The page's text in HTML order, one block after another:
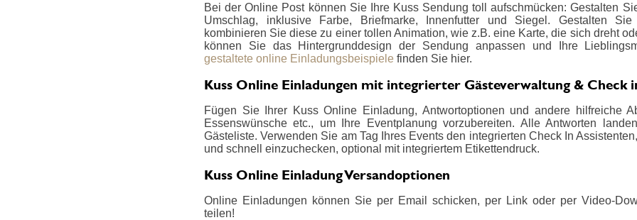
Bei der Online Post können Sie Ihre Kuss Sendung toll aufschmücken: Gestalten
Umschlag, inklusive Farbe, Briefmarke, Innenfutter und Siegel. Gestalten
kombinieren Sie diese zu einer tollen Animation, wie z.B. eine Karte, die sich dreht
können Sie das Hintergrunddesign der Sendung anpassen und Ihre
gestaltete online Einladungsbeispiele finden Sie hier.
Kuss Online Einladungen mit integrierter Gästeverwaltung & Check
Fügen Sie Ihrer Kuss Online Einladung, Antwortoptionen und andere hilfreiche
Essenswünsche etc., um Ihre Eventplanung vorzubereiten. Alle Antworten
Gästeliste. Verwenden Sie am Tag Ihres Events den integrierten Check In
und schnell einzuchecken, optional mit integriertem Etikettendruck.
Kuss Online Einladung Versandoptionen
Online Einladungen können Sie per Email schicken, per Link oder per Video-
teilen!